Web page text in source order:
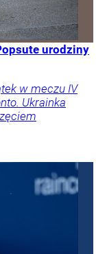
urodziny
w meczu IV
Ukrainka